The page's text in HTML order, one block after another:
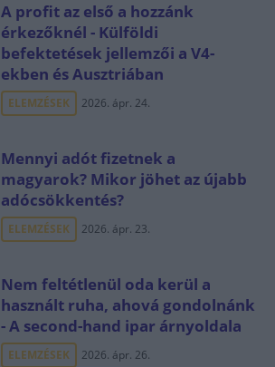
A profit az első a hozzánk
érkezőknél - Külföldi
befektetések jellemzői a V4-
ekben és Ausztriában
ELEMZÉSEK 2026. ápr. 24.
Mennyi adót fizetnek a
magyarok? Mikor jöhet az újabb
adócsökkentés?
ELEMZÉSEK 2026. ápr. 23.
Nem feltétlenül oda kerül a
használt ruha, ahová gondolnánk
- A second-hand ipar árnyoldala
ELEMZÉSEK 2026. ápr. 26.